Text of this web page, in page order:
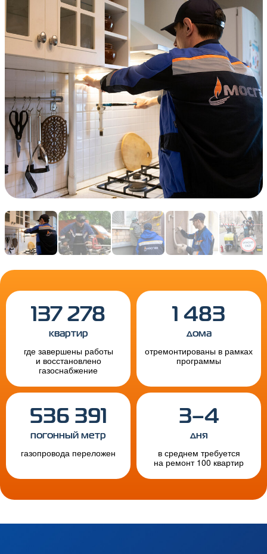
137 278
квартир
где завершены работы
и восстановлено
газоснабжение
1 483
дома
отремонтированы в рамках
программы
536 391
погонный метр
газопровода переложен
3–4
дня
в среднем требуется
на ремонт 100 квартир